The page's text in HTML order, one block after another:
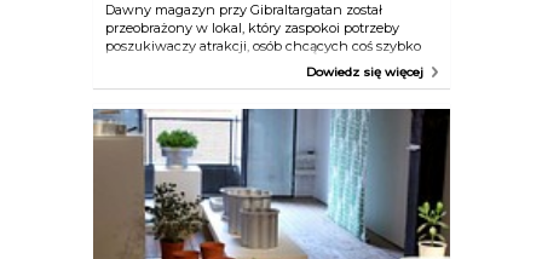
Dawny magazyn przy Gibraltargatan został
przeobrażony w lokal, który zaspokoi potrzeby
poszukiwaczy atrakcji, osób chcących coś szybko
zjeść, a także tych, których pasją jest gotowanie. To
świetne miejsce na obiad, kolację lub kawę. Można
produkty do przyrządzenia w domu. Wnętrze
zachwyca także pięknymi kompozycjami
kwiatowymi, wyrobami rękodzielników oraz
skandynawskim wystrojem.
Dowiedz się więcej